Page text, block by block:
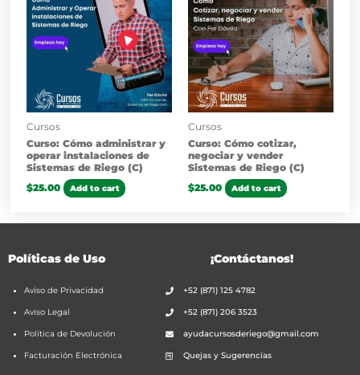
Cursos
Curso: Cómo administrar y
operar instalaciones de
Sistemas de Riego (C)
$25.00 Add to cart
Cursos
Curso: Cómo cotizar,
negociar y vender
Sistemas de Riego (C)
$25.00 Add to cart
Políticas de Uso
Aviso de Privacidad
Aviso Legal
Política de Devolución
Facturación Electrónica
¡Contáctanos!
+52 (871) 125 4782
+52 (871) 206 3523
ayudacursosderiego@gmail.com
Quejas y Sugerencias